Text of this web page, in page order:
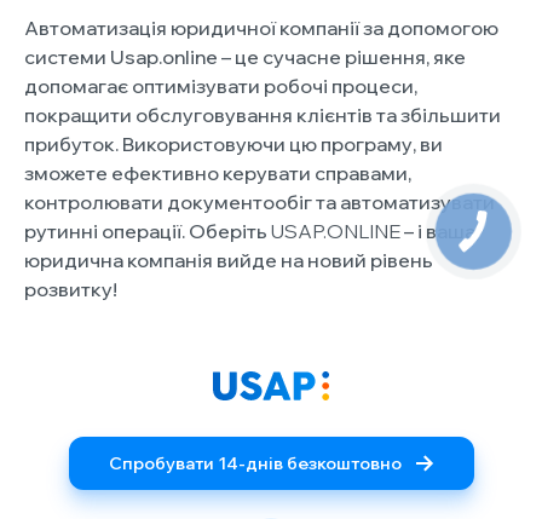
Автоматизація юридичної компанії за допомогою
системи Usap.online – це сучасне рішення, яке
допомагає оптимізувати робочі процеси,
покращити обслуговування клієнтів та збільшити
прибуток. Використовуючи цю програму, ви
зможете ефективно керувати справами,
контролювати документообіг та автоматизувати
рутинні операції. Оберіть USAP.ONLINE– і ваша
юридична компанія вийде на новий рівень
розвитку!
Спробувати 14-днів безкоштовно